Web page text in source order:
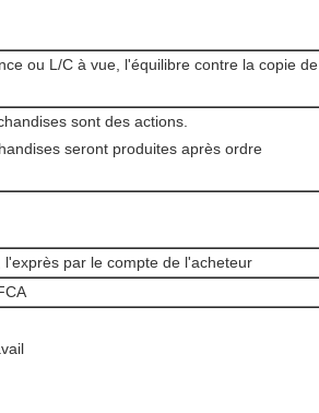
ou L/C à vue, l'équilibre contre la copie de
sont des actions.
seront produites après ordre
l'exprès par le compte de l'acheteur